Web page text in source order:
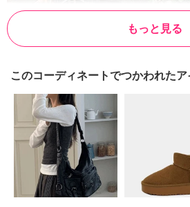
もっと見る
このコーディネートでつかわれた